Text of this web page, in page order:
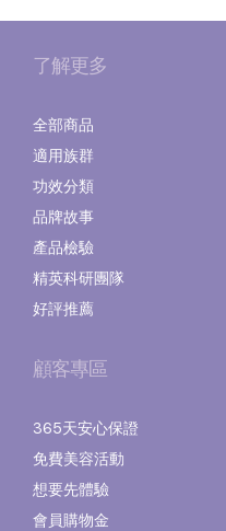
了解更多
全部商品
適用族群
功效分類
品牌故事
產品檢驗
精英科研團隊
好評推薦
顧客專區
365天安心保證
免費美容活動
想要先體驗
會員購物金